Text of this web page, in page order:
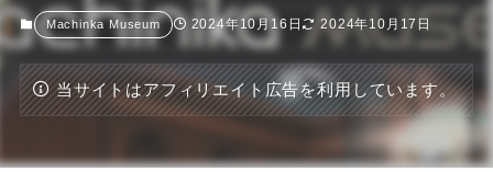
Machinka Museum 2024年10月16日 2024年10月17日
当サイトはアフィリエイト広告を利用しています。